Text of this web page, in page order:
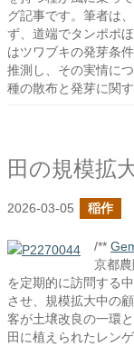
グ記事です。筆者は
ず、道端でタンポポ
はツワブキの発芽条
推測し、その実情に
種の散布と発芽に関
田の規模拡
2026-03-05 稲作
/**
京都
を定期的に訪問する
させ、規模拡大中の
客が土壌改良の一環
田に植えられたレン